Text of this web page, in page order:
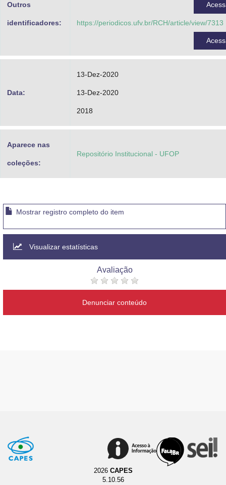
Outros
identificadores: https://periodicos.ufv.br/RCH/article/view/7313
Data:
13-Dez-2020
13-Dez-2020
2018
Aparece nas
coleções:
Repositório Institucional - UFOP
Mostrar registro completo do item
Visualizar estatísticas
Avaliação
Denunciar conteúdo
2026 CAPES
5.10.56